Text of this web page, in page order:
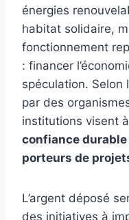
énergies
habitat solidaire,
fonctionnement
: financer
spéculation. Selon
par des
institutions visent
confiance
porteurs de
L’argent déposé
des initiatives à